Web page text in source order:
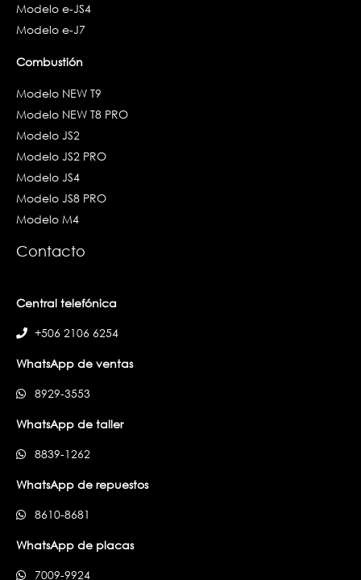
Modelo e-JS4
Modelo e-J7
Combustión
Modelo NEW T9
Modelo NEW T8 PRO
Modelo JS2
Modelo JS2 PRO
Modelo JS4
Modelo JS8 PRO
Modelo M4
Contacto
Central telefónica
+506 2106 6254
WhatsApp de ventas
8929-3553
WhatsApp de taller
8839-1262
WhatsApp de repuestos
8610-8681
WhatsApp de placas
7009-9924